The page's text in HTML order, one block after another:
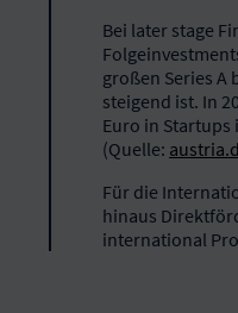
Bei later stage
großen Series A
steigend ist. In
Euro in Startups
(Quelle:
Für die
hinaus
international